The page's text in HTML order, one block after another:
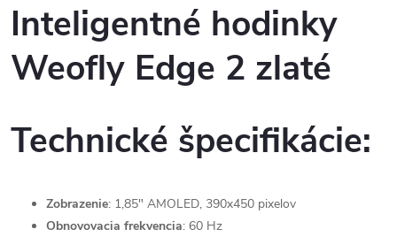
Inteligentné hodinky
Weofly Edge 2 zlaté
Technické špecifikácie:
Zobrazenie: 1,85" AMOLED, 390x450 pixelov
Obnovovacia frekvencia: 60 Hz